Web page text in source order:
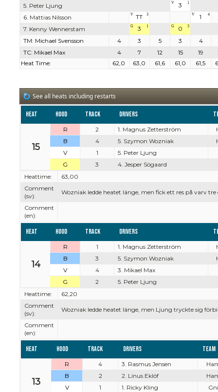
5. Peter Ljung V 3 1
6. Mattias Nilsson V TT 3 V 1 4
7. Kenny Wennerstam G 3 1 G 0 3
TM: Michael Svensson 4 3 5 3
4
TC: Mikael Max
4 7 12 15 19
Heat Time:
62,0 63,0 61,6 61,0 61,5
See all heats including restarts
Heat Hood Track Drivers
15
R 2 1. Magnus Zetterström
B
4 5. Szymon Wozniak
V
1
5. Peter Ljung
G
3
4. Jesper Sögaard
Heattime:
63,00
Comment
(sv):
Wozniak ledde heatet länge, men fick ett res på varv
Comment
(en):
Heat Hood Track Drivers
14
R 1 1. Magnus Zetterström
B
3 5. Szymon Wozniak
V
4
3. Mikael Max
G
2
5. Peter Ljung
Heattime:
62,20
Comment
(sv):
Wozniak ledde heatet länge, men Ljung tryckte sig
Comment
(en):
Heat Hood Track Drivers Team
13
R 4 3. Rasmus Jensen
B
2 2. Linus Eklöf
V
1 1. Ricky Kling